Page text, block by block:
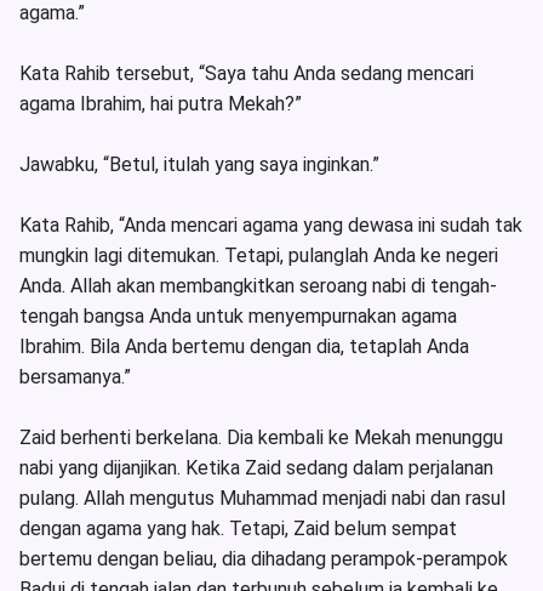
agama.”
Kata Rahib tersebut, “Saya tahu Anda sedang mencari
agama Ibrahim, hai putra Mekah?”
Jawabku, “Betul, itulah yang saya inginkan.”
Kata Rahib, “Anda mencari agama yang dewasa ini sudah tak
mungkin lagi ditemukan. Tetapi, pulanglah Anda ke negeri
Anda. Allah akan membangkitkan seroang nabi di tengah-
tengah bangsa Anda untuk menyempurnakan agama
Ibrahim. Bila Anda bertemu dengan dia, tetaplah Anda
bersamanya.”
Zaid berhenti berkelana. Dia kembali ke Mekah menunggu
nabi yang dijanjikan. Ketika Zaid sedang dalam perjalanan
pulang. Allah mengutus Muhammad menjadi nabi dan rasul
dengan agama yang hak. Tetapi, Zaid belum sempat
bertemu dengan beliau, dia dihadang perampok-perampok